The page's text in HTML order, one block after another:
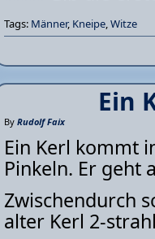
Tags: Männer, Kneipe,Witze
Ein
By Rudolf Faix
Ein Kerl kommt
Pinkeln. Er geht
Zwischendurch
alter Kerl 2-